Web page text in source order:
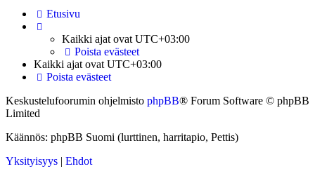
Etusivu
Kaikki ajat ovatUTC+03:00
Poista evästeet
Kaikki ajat ovatUTC+03:00
Poista evästeet
Keskustelufoorumin ohjelmisto phpBB® Forum Software © phpBB
Limited
Käännös: phpBB Suomi (lurttinen, harritapio, Pettis)
Yksityisyys | Ehdot